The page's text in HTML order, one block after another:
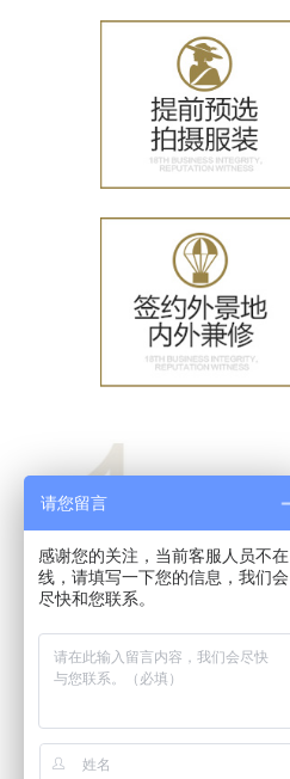
请您留言
感谢您的关注，当前客服人员不在
线，请填写一下您的信息，我们会
尽快和您联系。